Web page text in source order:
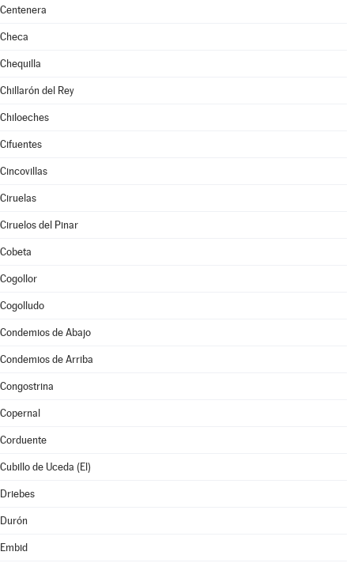
Centenera
Checa
Chequilla
Chillarón del Rey
Chiloeches
Cifuentes
Cincovillas
Ciruelas
Ciruelos del Pinar
Cobeta
Cogollor
Cogolludo
Condemios de Abajo
Condemios de Arriba
Congostrina
Copernal
Corduente
Cubillo de Uceda (El)
Driebes
Durón
Embid